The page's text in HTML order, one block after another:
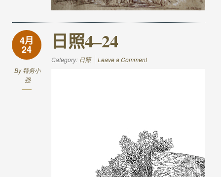
4月
24
By特务小
强
日照4–24
Category: 日照 Leave a Comment